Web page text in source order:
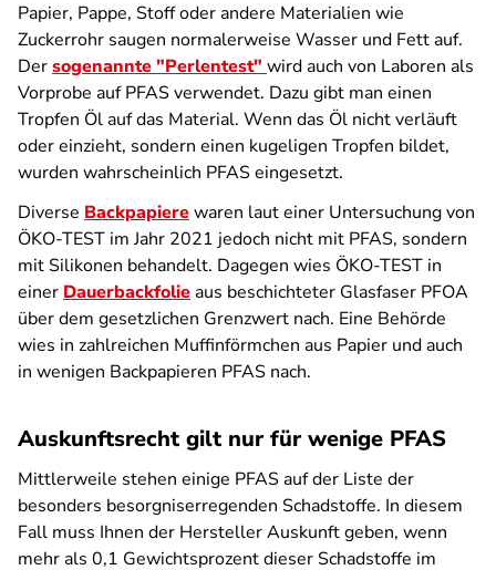
Papier, Pappe, Stoff oder andere Materialien wie
Zuckerrohr saugen normalerweise Wasser und Fett auf.
Dersogenannte "Perlentest" wird auch von Laboren als
Vorprobe auf PFAS verwendet. Dazu gibt man einen
Tropfen Öl auf das Material. Wenn das Öl nicht verläuft
oder einzieht, sondern einen kugeligen Tropfen bildet,
wurden wahrscheinlich PFAS eingesetzt.
Diverse Backpapierewaren laut einer Untersuchung von
ÖKO-TEST im Jahr 2021 jedoch nicht mit PFAS, sondern
mit Silikonen behandelt. Dagegen wies ÖKO-TEST in
einer Dauerbackfolieaus beschichteter Glasfaser PFOA
über dem gesetzlichen Grenzwert nach. Eine Behörde
wies in zahlreichen Muffinförmchen aus Papier und auch
in wenigen Backpapieren PFAS nach.
Auskunftsrecht gilt nur für wenige PFAS
Mittlerweile stehen einige PFAS auf der Liste der
besonders besorgniserregenden Schadstoffe. In diesem
Fall muss Ihnen der Hersteller Auskunft geben, wenn
mehr als 0,1 Gewichtsprozent dieser Schadstoffe im